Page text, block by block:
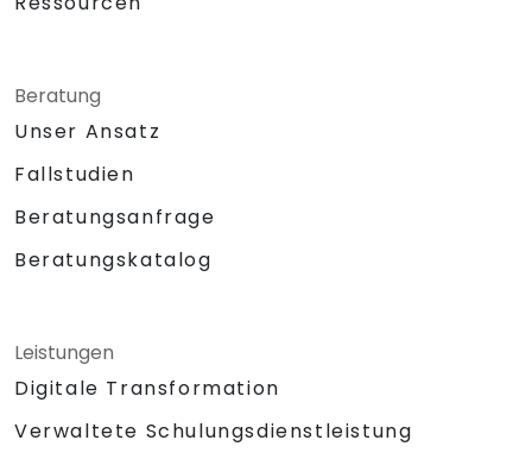
Beratung
Unser Ansatz
Fallstudien
Beratungsanfrage
Beratungskatalog
Leistungen
Digitale Transformation
Verwaltete Schulungsdienstleistung